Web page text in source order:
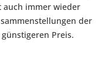
auch immer wieder
der
Preis.